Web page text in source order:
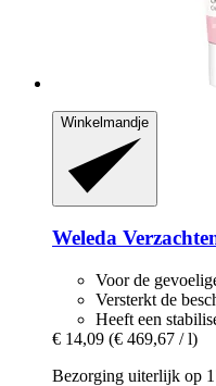
Winkelmandje
Weleda
Voor de
Versterkt de
Heeft een
€ 14,09 (€ 469,67 / l)
Bezorging uiterlijk op